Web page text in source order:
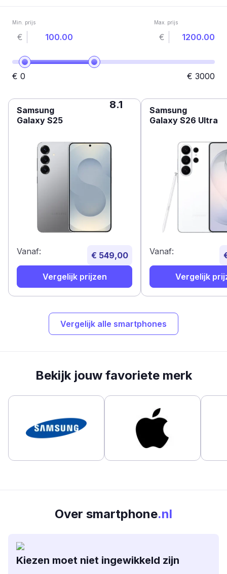
Min. prijs
€
Max. prijs
€
€ 0 € 3000
Samsung
Galaxy S25
8.1
Vanaf: € 549,00
Vergelijk prijzen
Samsung
Galaxy S26 Ultra
Vanaf:
Vergelijk
Vergelijk alle smartphones
Bekijk jouw favoriete merk
Over smartphone.nl
Kiezen moet niet ingewikkeld zijn